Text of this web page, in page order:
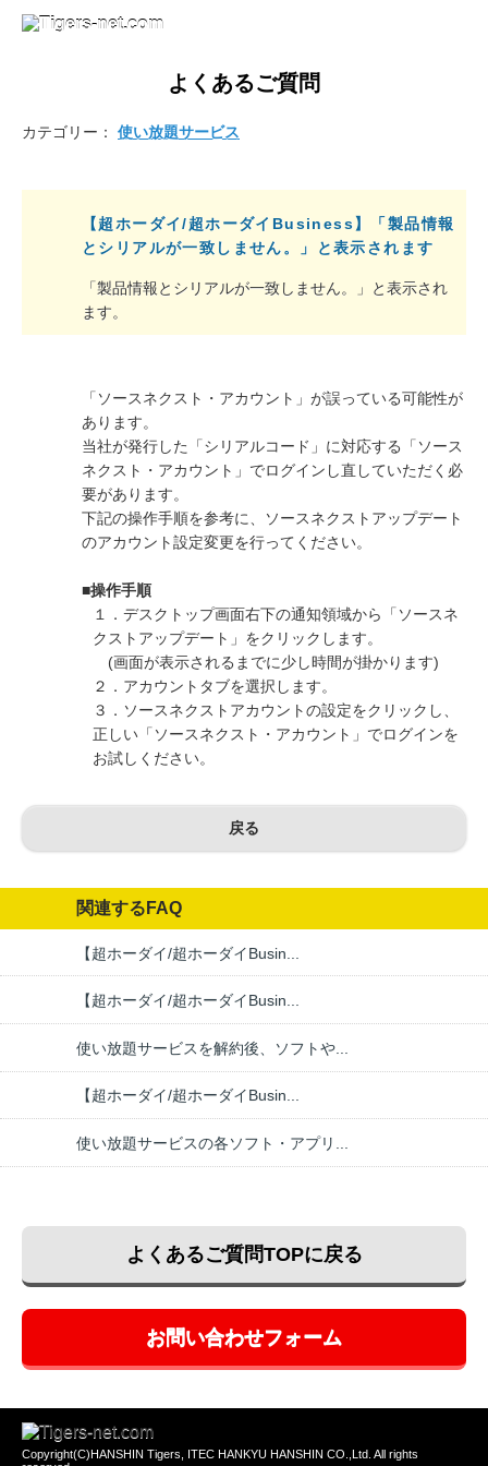
よくあるご質問
【超ホーダイ/超ホーダイBusiness】「製品情報
とシリアルが一致しません。」と表示されます
「製品情報とシリアルが一致しません。」と表示され
ます。
カテゴリー： 使い放題サービス
「ソースネクスト・アカウント」が誤っている可能性が
あります。
当社が発行した「シリアルコード」に対応する「ソース
ネクスト・アカウント」でログインし直していただく必
要があります。
下記の操作手順を参考に、ソースネクストアップデート
のアカウント設定変更を行ってください。
■操作手順
１．デスクトップ画面右下の通知領域から「ソースネ
クストアップデート」をクリックします。
(画面が表示されるまでに少し時間が掛かります)
２．アカウントタブを選択します。
３．ソースネクストアカウントの設定をクリックし、
正しい「ソースネクスト・アカウント」でログインを
お試しください。
戻る
関連するFAQ
【超ホーダイ/超ホーダイBusin...
【超ホーダイ/超ホーダイBusin...
使い放題サービスを解約後、ソフトや...
【超ホーダイ/超ホーダイBusin...
使い放題サービスの各ソフト・アプリ...
よくあるご質問TOPに戻る
お問い合わせフォーム
Copyright(C)HANSHIN Tigers, ITEC HANKYU HANSHIN CO.,Ltd. All rights